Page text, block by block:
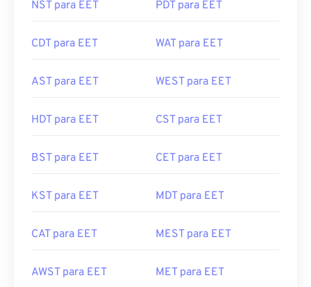
NST para EET PDT para EET
CDT para EET WAT para EET
AST para EET WEST para EET
HDT para EET CST para EET
BST para EET CET para EET
KST para EET MDT para EET
CAT para EET MEST para EET
AWST para EET MET para EET